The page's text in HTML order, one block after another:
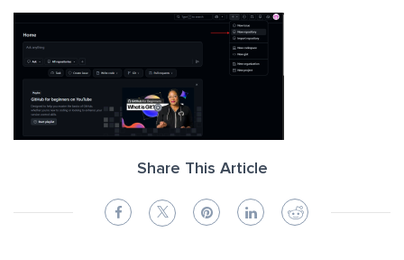
Share This Article